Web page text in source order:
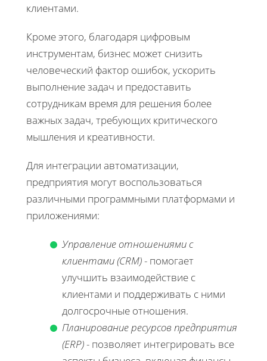
клиентами.
Кроме этого, благодаря цифровым
инструментам, бизнес может снизить
человеческий фактор ошибок, ускорить
выполнение задач и предоставить
сотрудникам время для решения более
важных задач, требующих критического
мышления и креативности.
Для интеграции автоматизации,
предприятия могут воспользоваться
различными программными платформами и
приложениями:
Управление отношениями с
клиентами (CRM)- помогает
улучшить взаимодействие с
клиентами и поддерживать с ними
долгосрочные отношения.
Планирование ресурсов предприятия
(ERP)- позволяет интегрировать все